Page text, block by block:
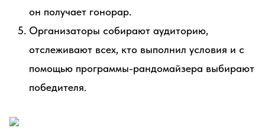
он получает гонорар.
Организаторы собирают аудиторию,
отслеживают всех, кто выполнил условия и с
помощью программы-рандомайзера выбирают
победителя.